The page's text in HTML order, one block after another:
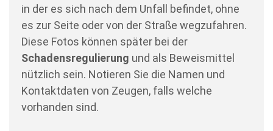
in der es sich nach dem Unfall befindet, ohne
es zur Seite oder von der Straße wegzufahren.
Diese Fotos können später bei der
Schadensregulierung und als Beweismittel
nützlich sein. Notieren Sie die Namen und
Kontaktdaten von Zeugen, falls welche
vorhanden sind.